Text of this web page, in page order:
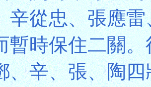
辛從忠、張應
暫時保住二關
、辛、張、陶